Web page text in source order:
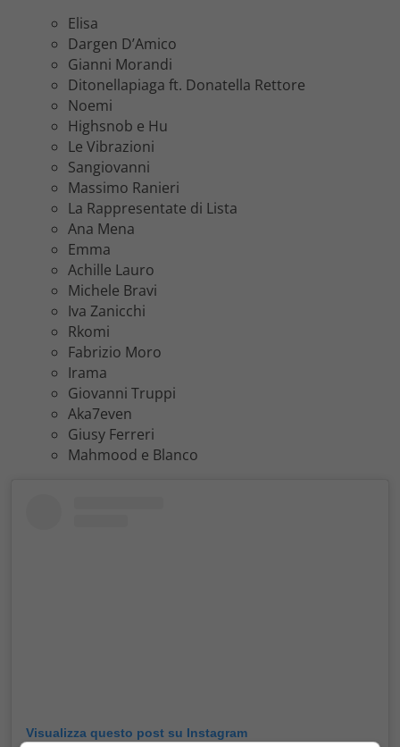
Elisa
Dargen D’Amico
Gianni Morandi
Ditonellapiaga ft. Donatella Rettore
Noemi
Highsnob e Hu
Le Vibrazioni
Sangiovanni
Massimo Ranieri
La Rappresentate di Lista
Ana Mena
Emma
Achille Lauro
Michele Bravi
Iva Zanicchi
Rkomi
Fabrizio Moro
Irama
Giovanni Truppi
Aka7even
Giusy Ferreri
Mahmood e Blanco
Visualizza questo post su Instagram